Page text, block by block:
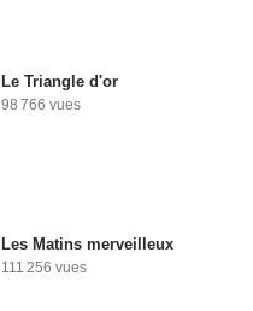
Le Triangle d'or
98 766 vues
Les Matins merveilleux
111 256 vues